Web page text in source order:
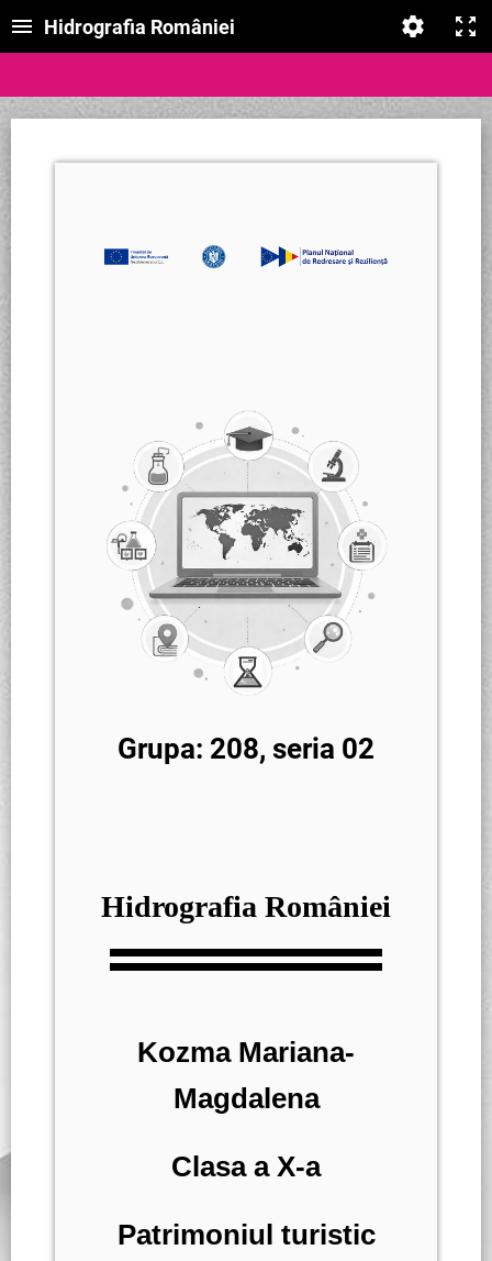
Hidrografia României
Grupa: 208, seria 02
Hidrografia României
Kozma Mariana-
Magdalena
Clasa a X-a
Patrimoniul turistic